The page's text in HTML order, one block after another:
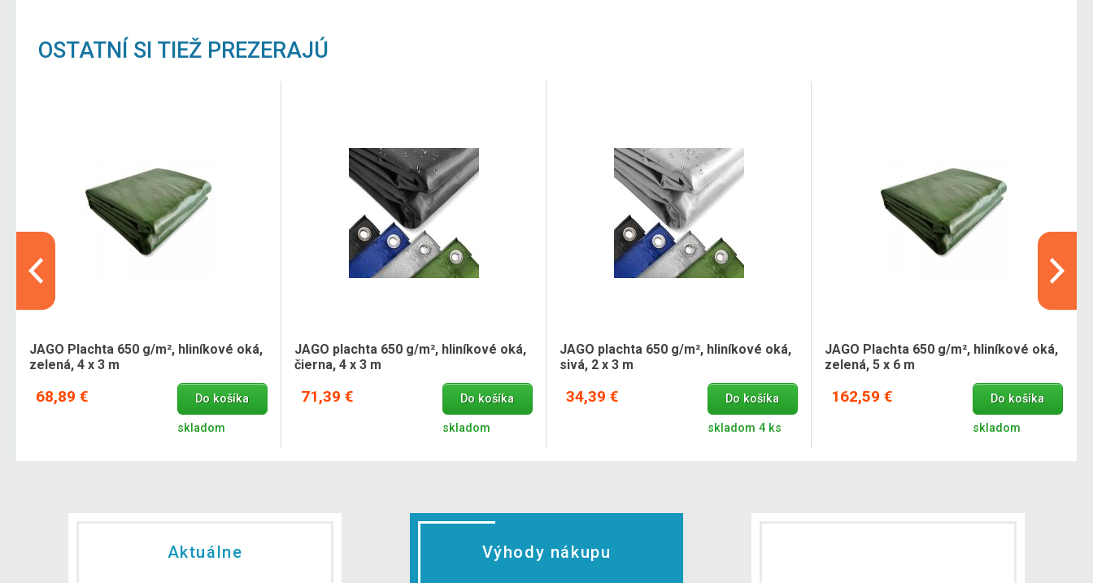
OSTATNÍ SI TIEŽ PREZERAJÚ
JAGO Plachta 650 g/m², hliníkové oká,
zelená, 4 x 3 m
68,89 € Do košíka
skladom
JAGO plachta 650 g/m², hliníkové oká,
čierna, 4 x 3 m
71,39 € Do košíka
skladom
JAGO plachta 650 g/m², hliníkové oká,
sivá, 2 x 3 m
34,39 € Do košíka
skladom 4 ks
JAGO Plachta 650 g/m², hliníkové oká,
zelená, 5 x 6 m
162,59 € Do košíka
skladom
Aktuálne Výhody nákupu